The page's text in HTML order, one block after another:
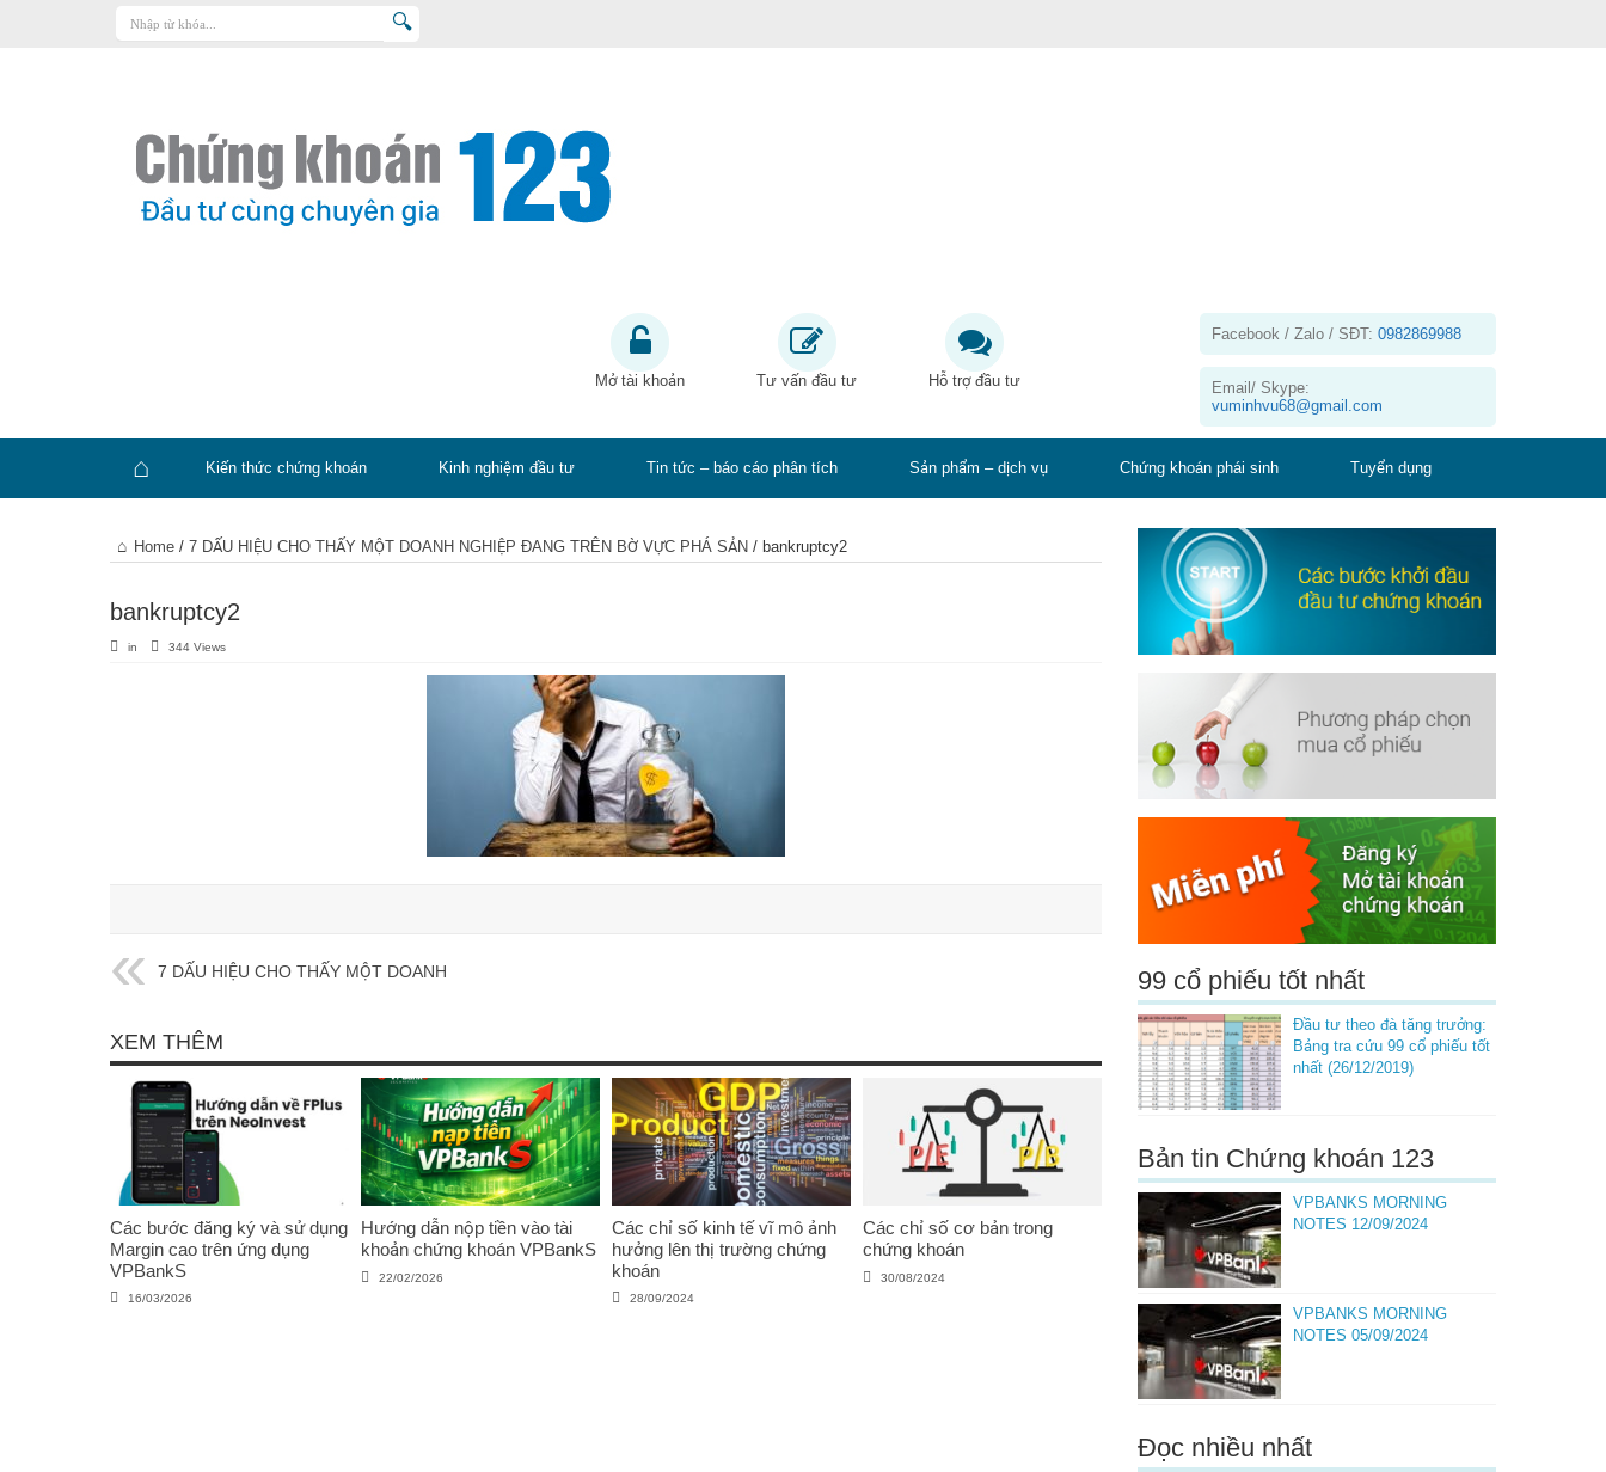
Kiến thức chứng khoán
Kinh nghiệm đầu tư
Tin tức – báo cáo phân tích
Mở tài khoản Tư vấn đầu tư Hỗ trợ đầu tư
Facebook / Zalo / SĐT: 0982869988
Email/ Skype:
vuminhvu68@gmail.com
Trang
chủ
Kiến thức chứng khoán Kinh nghiệm đầu tư Tin tức – báo cáo phân tích Sản phẩm – dịch vụ Chứng khoán phái sinh Tuyển dụng
Home / 7 DẤU HIỆU CHO THẤY MỘT DOANH NGHIỆP ĐANG TRÊN BỜ VỰC PHÁ SẢN / bankruptcy2
bankruptcy2
in 344 Views
7 DẤU HIỆU CHO THẤY MỘT DOANH
XEM THÊM
Các bước đăng ký và sử dụng
Margin cao trên ứng dụng
VPBankS
16/03/2026
Hướng dẫn nộp tiền vào tài
khoản chứng khoán VPBankS
22/02/2026
Các chỉ số kinh tế vĩ mô ảnh
hưởng lên thị trường chứng
khoán
28/09/2024
Các chỉ số cơ bản trong
chứng khoán
30/08/2024
99 cổ phiếu tốt nhất
Đầu tư theo đà tăng trưởng:
Bảng tra cứu 99 cổ phiếu tốt
nhất (26/12/2019)
Bản tin Chứng khoán 123
VPBANKS MORNING
NOTES 12/09/2024
VPBANKS MORNING
NOTES 05/09/2024
Đọc nhiều nhất